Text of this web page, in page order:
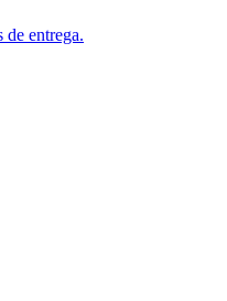
de entrega.